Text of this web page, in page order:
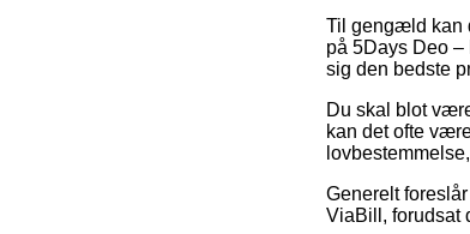
Til gengæld kan
på 5Days Deo –
sig den bedste
Du skal blot
kan det ofte
Generelt
ViaBill, forudsat